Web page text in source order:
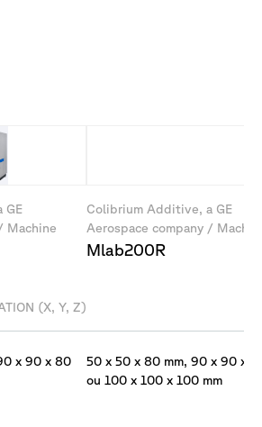
GE
Machine
(X, Y, Z)
x 90 x 80
Colibrium Additive, a GE
Aerospace company /
Mlab200R
50 x 50 x 80 mm, 90 x 90 x
ou 100 x 100 x 100 mm